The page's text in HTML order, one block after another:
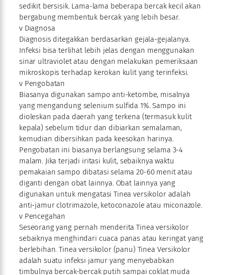
sedikit bersisik. Lama-lama beberapa bercak kecil akan
bergabung membentuk bercak yang lebih besar.
v Diagnosa
Diagnosis ditegakkan berdasarkan gejala-gejalanya.
Infeksi bisa terlihat lebih jelas dengan menggunakan
sinar ultraviolet atau dengan melakukan pemeriksaan
mikroskopis terhadap kerokan kulit yang terinfeksi.
v Pengobatan
Biasanya digunakan sampo anti-ketombe, misalnya
yang mengandung selenium sulfida 1%. Sampo ini
dioleskan pada daerah yang terkena (termasuk kulit
kepala) sebelum tidur dan dibiarkan semalaman,
kemudian dibersihkan pada keesokan harinya.
Pengobatan ini biasanya berlangsung selama 3-4
malam. Jika terjadi iritasi kulit, sebaiknya waktu
pemakaian sampo dibatasi selama 20-60 menit atau
diganti dengan obat lainnya. Obat lainnya yang
digunakan untuk mengatasi Tinea versikolor adalah
anti-jamur clotrimazole, ketoconazole atau miconazole.
v Pencegahan
Seseorang yang pernah menderita Tinea versikolor
sebaiknya menghindari cuaca panas atau keringat yang
berlebihan. Tinea versikolor (panu) Tinea Versikolor
adalah suatu infeksi jamur yang menyebabkan
timbulnya bercak-bercak putih sampai coklat muda